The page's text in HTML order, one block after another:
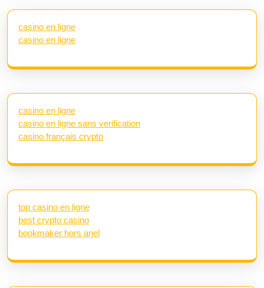
casino en ligne
casino en ligne
casino en ligne
casino en ligne sans verification
casino français crypto
top casino en ligne
best crypto casino
bookmaker hors arjel